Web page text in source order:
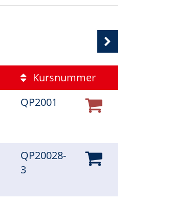
Kursnummer
QP2001
QP20028-
3